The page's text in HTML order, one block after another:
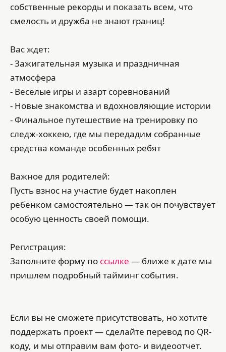
собственные рекорды и показать всем, что
смелость и дружба не знают границ!
Вас ждет:
- Зажигательная музыка и праздничная
атмосфера
- Веселые игры и азарт соревнований
- Новые знакомства и вдохновляющие истории
- Финальное путешествие на тренировку по
следж-хоккею, где мы передадим собранные
средства команде особенных ребят
Важное для родителей:
Пусть взнос на участие будет накоплен
ребенком самостоятельно — так он почувствует
особую ценность своей помощи.
Регистрация:
Заполните форму по ссылке — ближе к дате мы
пришлем подробный тайминг события.
Если вы не сможете присутствовать, но хотите
поддержать проект — сделайте перевод по QR-
коду, и мы отправим вам фото- и видеоотчет.